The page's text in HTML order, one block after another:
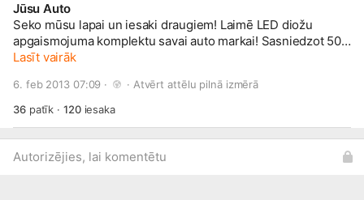
Jūsu Auto
Seko mūsu lapai un iesaki draugiem! Laimē LED diožu
apgaismojuma komplektu savai auto markai! Sasniedzot 500
sekotājus izlozēsim pirmo LED apgaismojuma komplektu!
vēlas LED apgaismojumu!
Lasīt vairāk
6. feb 2013 07:09 · · Atvērt attēlu pilnā izmērā
36patīk · 120iesaka
Autorizējies, lai komentētu